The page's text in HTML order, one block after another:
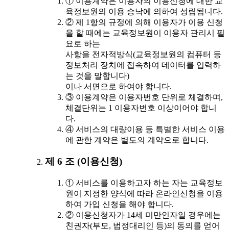
육정보원의 이용 승낙에 의하여 성립됩니다.
② 제 1항의 규정에 의해 이용자가 이용 신청
을 할 때에는 교육정보원이 이용자 관리시 필
요로 하는
사항을 전자적방식(교육정보원의 컴퓨터 등
정보처리 장치에 접속하여 데이터를 입력하
는 것을 말합니다)
이나 서면으로 하여야 합니다.
③ 이용계약은 이용자번호 단위로 체결하며,
체결단위는 1 이용자번호 이상이어야 합니
다.
④ 서비스의 대량이용 등 특별한 서비스 이용
에 관한 계약은 별도의 계약으로 합니다.
제 6 조 (이용신청)
① 서비스를 이용하고자 하는 자는 교육정보
원이 지정한 양식에 따라 온라인신청을 이용
하여 가입 신청을 해야 합니다.
② 이용신청자가 14세 미만인자일 경우에는
친권자(부모, 법정대리인 등)의 동의를 얻어